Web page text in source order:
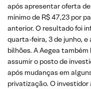
após apresentar oferta
mínimo de R$ 47,23 por
anterior. O resultado foi
quarta-feira, 3 de junho,
bilhões. A Aegea
assumir o posto de
após mudanças em
privatização. O investidor